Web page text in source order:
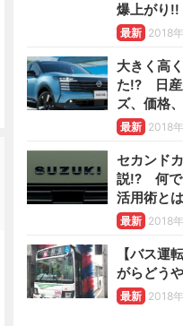
爆上がり!!
最新 2018
大きく高
た!? 日産
ズ、価格
最新 2018
セカンド
説!? 何で
活用術と
最新 2018
【バス運
がらどう
最新 2018